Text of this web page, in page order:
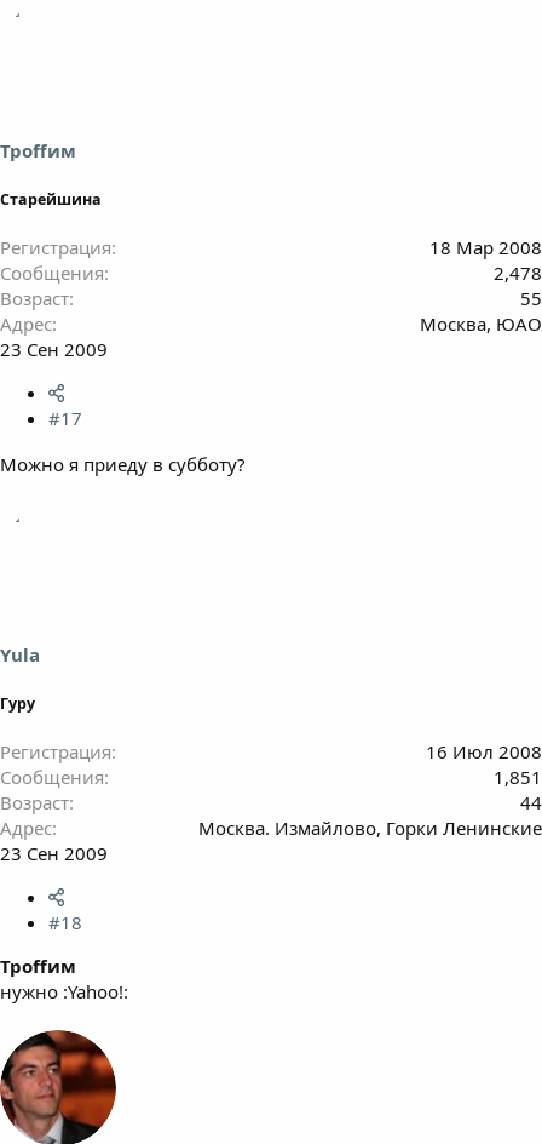
Троffим
Старейшина
Регистрация
18 Мар 2008
Сообщения
2,478
Возраст
55
Адрес
Москва, ЮАО
23 Сен 2009
#17
Можно я приеду в субботу?
Yula
Гуру
Регистрация
16 Июл 2008
Сообщения
1,851
Возраст
44
Адрес
Москва. Измайлово, Горки Ленинские
23 Сен 2009
#18
Троffим
нужно :Yahoo!: